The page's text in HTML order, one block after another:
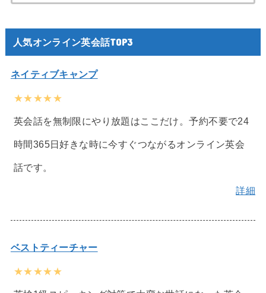
人気オンライン英会話TOP3
ネイティブキャンプ
★★★★★
英会話を無制限にやり放題はここだけ。予約不要で24
時間365日好きな時に今すぐつながるオンライン英会
話です。
詳細
ベストティーチャー
★★★★★